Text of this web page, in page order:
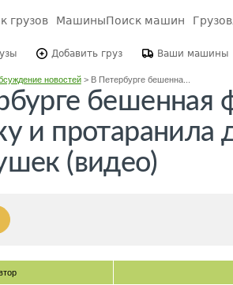
грузов МашиныПоиск машин
Добавить груз Ваши машины
новостей> В Петербурге бешенна...
бешенная
и протаранила
(видео)